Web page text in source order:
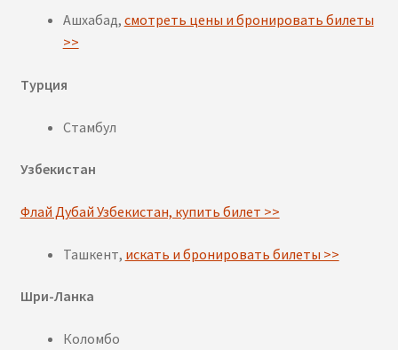
Ашхабад, смотреть цены и бронировать билеты
>>
Турция
Стамбул
Узбекистан
Флай Дубай Узбекистан, купить билет >>
Ташкент, искать и бронировать билеты >>
Шри-Ланка
Коломбо